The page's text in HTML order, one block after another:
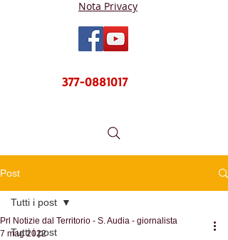
Nota Privacy
377-0881017
Post
Tutti i post
Tutti i post
Prl Notizie dal Territorio - S. Audia - giornalista
7 mag 2022